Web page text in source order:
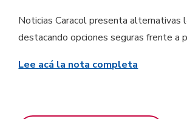
Noticias Caracol presenta alternativas
destacando opciones seguras frente a
Lee acá la nota completa